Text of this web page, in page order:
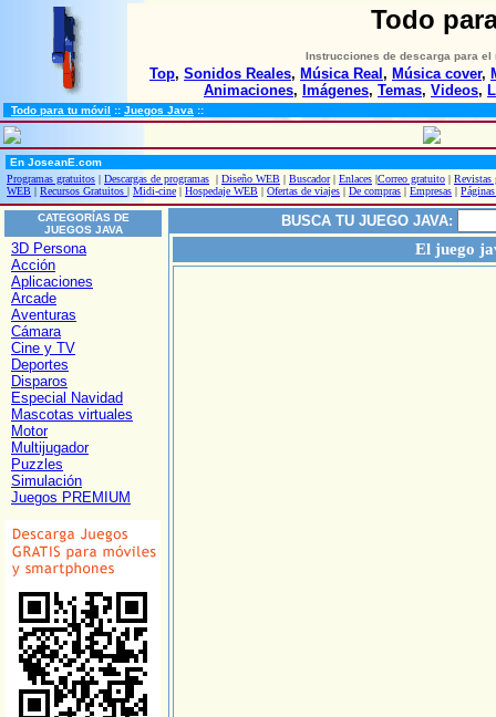
Todo
Instrucciones de descarga para
Top, Sonidos Reales, Música Real , Música cover,
Animaciones, Imágenes, Temas, Videos,
Todo para tu móvil :: Juegos Java ::
En JoseanE.com
Programas gratuitos | Descargas de programas | Diseño WEB | Buscador| Enlaces |Correo gratuito | Revistas
WEB | Recursos Gratuitos | Midi-cine | Hospedaje WEB | Ofertas de viajes | De compras | Empresas |
CATEGORÍAS DE
JUEGOS JAVA
3D Persona
Acción
Aplicaciones
Arcade
Aventuras
Cámara
Cine y TV
Deportes
Disparos
Especial Navidad
Mascotas virtuales
Motor
Multijugador
Puzzles
Simulación
Juegos PREMIUM
BUSCA TU JUEGO JAVA:
El juego